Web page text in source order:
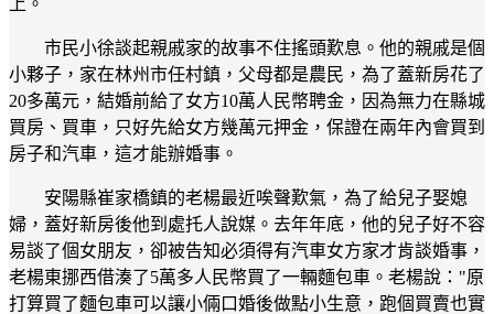
市民小徐談起親戚家的故事不住搖頭歎息。他的親戚是個
小夥子，家在林州市任村鎮，父母都是農民，為了蓋新房花了
20多萬元，結婚前給了女方10萬人民幣聘金，因為無力在縣城
買房、買車，只好先給女方幾萬元押金，保證在兩年內會買到
房子和汽車，這才能辦婚事。
安陽縣崔家橋鎮的老楊最近唉聲歎氣，為了給兒子娶媳
婦，蓋好新房後他到處托人說媒。去年年底，他的兒子好不容
易談了個女朋友，卻被告知必須得有汽車女方家才肯談婚事，
老楊東挪西借湊了5萬多人民幣買了一輛麵包車。老楊說："原
打算買了麵包車可以讓小倆口婚後做點小生意，跑個買賣也實